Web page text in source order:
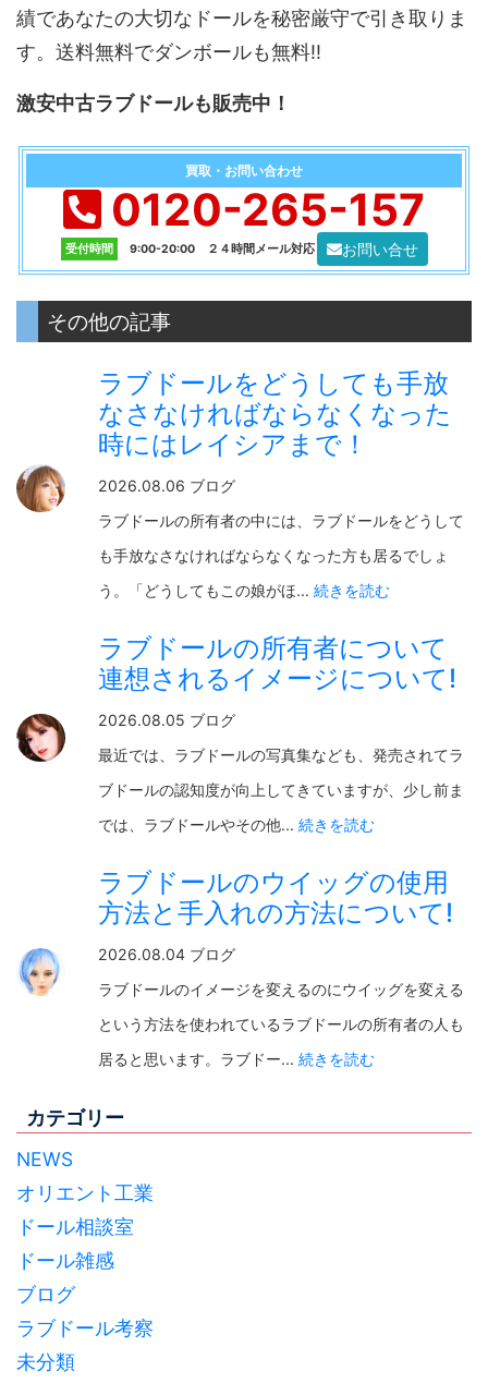
績であなたの大切なドールを秘密厳守で引き取りま
す。送料無料でダンボールも無料!!
激安中古ラブドールも販売中！
買取・お問い合わせ
0120-265-157
受付時間 9:00-20:00 ２４時間メール対応 お問い合せ
その他の記事
ラブドールをどうしても手放
なさなければならなくなった
時にはレイシアまで！
2026.08.06 ブログ
ラブドールの所有者の中には、ラブドールをどうして
も手放なさなければならなくなった方も居るでしょ
う。「どうしてもこの娘がほ... 続きを読む
ラブドールの所有者について
連想されるイメージについて!
2026.08.05 ブログ
最近では、ラブドールの写真集なども、発売されてラ
ブドールの認知度が向上してきていますが、少し前ま
では、ラブドールやその他... 続きを読む
ラブドールのウイッグの使用
方法と手入れの方法について!
2026.08.04 ブログ
ラブドールのイメージを変えるのにウイッグを変える
という方法を使われているラブドールの所有者の人も
居ると思います。ラブドー... 続きを読む
カテゴリー
NEWS
オリエント工業
ドール相談室
ドール雑感
ブログ
ラブドール考察
未分類